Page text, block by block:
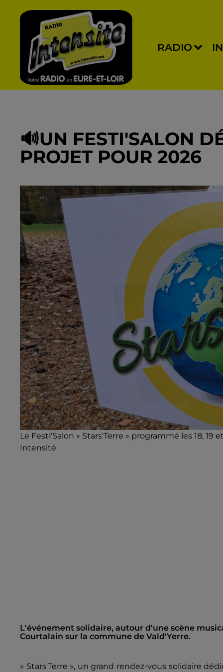
RADIO
🔊UN FESTI'SALON
PROJET POUR 2026
Le Festi'Salon « Stars'Terre » programmé les 18,
Intensité
L'événement solidaire, autour d'une scène
Courtalain sur la commune de Vald'Yerre.
« Stars'Terre », un grand rendez-vous solidaire